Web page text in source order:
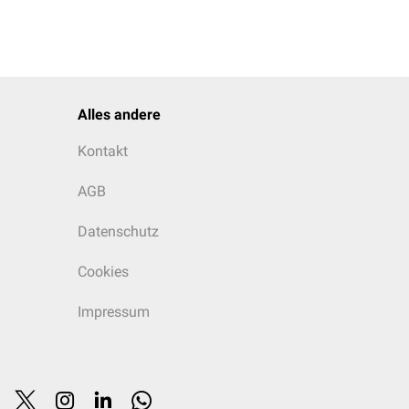
Alles andere
Kontakt
AGB
Datenschutz
Cookies
Impressum